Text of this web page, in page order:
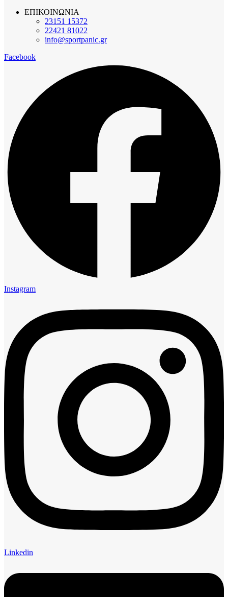
ΕΠΙΚΟΙΝΩΝΙΑ
23151 15372
22421 81022
info@sportpanic.gr
Facebook
Instagram
Linkedin